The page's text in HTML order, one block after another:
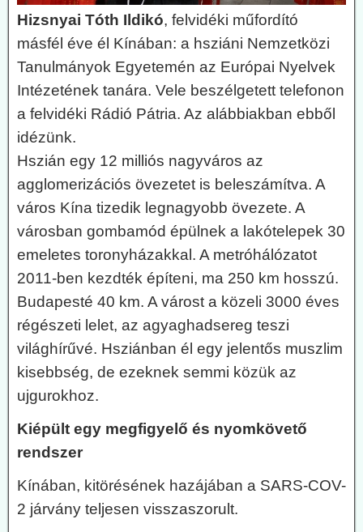
Hizsnyai Tóth Ildikó, felvidéki műfordító
másfél éve él Kínában: a hsziáni Nemzetközi
Tanulmányok Egyetemén az Európai Nyelvek
Intézetének tanára. Vele beszélgetett telefonon
a felvidéki Rádió Pátria. Az alábbiakban ebből
idézünk.
Hszián egy 12 milliós nagyváros az
agglomerizációs övezetet is beleszámítva. A
város Kína tizedik legnagyobb övezete. A
városban gombamód épülnek a lakótelepek 30
emeletes toronyházakkal. A metróhálózatot
2011-ben kezdték építeni, ma 250 km hosszú.
Budapesté 40 km. A várost a közeli 3000 éves
régészeti lelet, az agyaghadsereg teszi
világhírűvé. Hsziánban él egy jelentős muszlim
kisebbség, de ezeknek semmi közük az
ujgurokhoz.
Kiépült egy megfigyelő és nyomkövető
rendszer
Kínában, kitörésének hazájában a SARS-COV-
2 járvány teljesen visszaszorult.